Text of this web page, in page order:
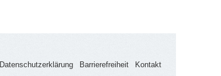
Datenschutzerklärung Barrierefreiheit Kontakt